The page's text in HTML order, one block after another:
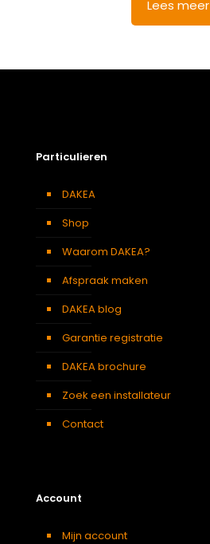
Lees meer
Particulieren
DAKEA
Shop
Waarom DAKEA?
Afspraak maken
DAKEA blog
Garantie registratie
DAKEA brochure
Zoek een installateur
Contact
Account
Mijn account